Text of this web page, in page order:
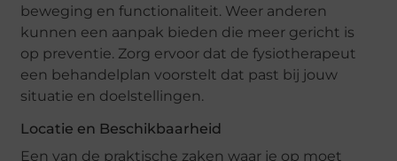
beweging en functionaliteit. Weer anderen
kunnen een aanpak bieden die meer gericht is
op preventie. Zorg ervoor dat de fysiotherapeut
een behandelplan voorstelt dat past bij jouw
situatie en doelstellingen.
Locatie en Beschikbaarheid
Een van de praktische zaken waar je op moet